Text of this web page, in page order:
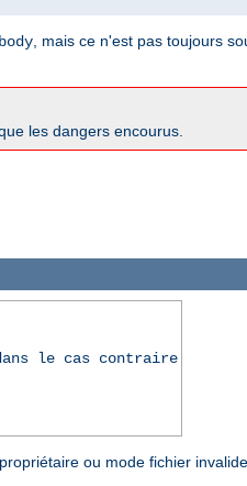
, mais ce n'est pas toujours
les dangers encourus.
le cas contraire
ou mode fichier invalide.